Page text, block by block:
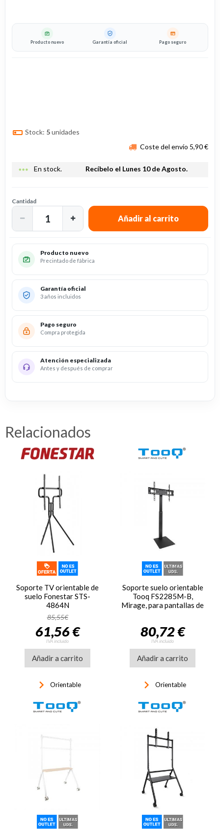
Producto nuevo Garantía oficial Pago seguro
Stock: 5unidades
Coste del envío 5,90 €
more_horiz En stock. Recíbelo el Lunes 10 de Agosto.
Cantidad
Producto nuevo
Precintado de fábrica
Garantía oficial
3 años incluidos
Pago seguro
Compra protegida
Atención especializada
Antes y después de comprar
Relacionados
Soporte TV orientable de
suelo Fonestar STS-
4864N
85,55€
61,56 €
IVA incluido
Añadir a carrito
keyboard_arrow_right Orientable
Soporte suelo orientable
Tooq FS2285M-B,
Mirage, para pantallas de
80,72 €
IVA incluido
Añadir a carrito
keyboard_arrow_right Orientable